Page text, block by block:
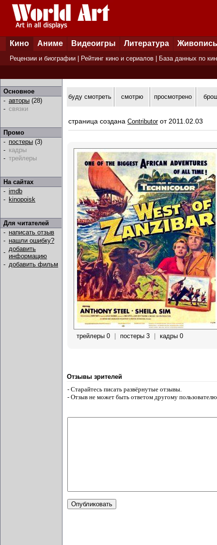
Кино Аниме Видеоигры Литература Живопись
Рецензии и биографии Рейтинг кино и сериалов База данных по
Основное
- авторы (28)
- связки
Промо
- постеры (3)
- кадры
- трейлеры
На сайтах
- imdb
- kinopoisk
Для читателей
- написать отзыв
- нашли ошибку?
- добавить
информацию
- добавить фильм
буду смотреть смотрю просмотрено
страница создана Contributorот 2011.02.03
трейлеры 0 постеры 3 кадры 0
Отзывы зрителей
- Старайтесь писать развёрнутые отзывы.
- Отзыв не может быть ответом другому